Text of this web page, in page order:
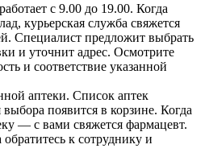
с 9.00 до 19.00. Когда
курьерская служба свяжется
Специалист предложит выбрать
и уточнит адрес. Осмотрите
и соответствие указанной
аптеки. Список аптек
появится в корзине. Когда
— с вами свяжется фармацевт.
к сотруднику и